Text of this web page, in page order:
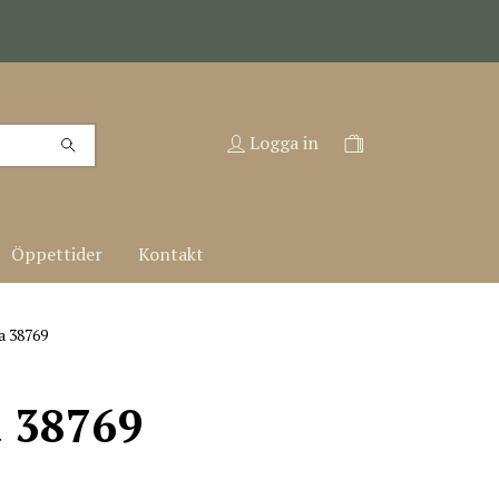
Logga in
Öppettider Kontakt
38769